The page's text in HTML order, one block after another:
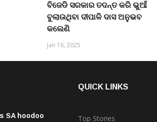
ବିଜେଡି ସରକାର ତଦନ୍ତ କରି ଭୁଆଁ
ବୁଲାଉଥିବା ଦୀପାଳି ଦାସ ଅନୁଭବ
କଲେଣି
Jan 16, 2025
SA hoodoo
QUICK LINKS
Top Stories